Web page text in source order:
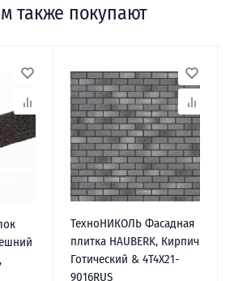
также покупают
ТехноНИКОЛЬ Фасадная
плитка HAUBERK, Кирпич
Готический & 4T4X21-
9016RUS